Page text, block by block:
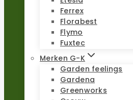
Ferrex
Florabest
Flymo
Fuxtec
Merken G-K
Garden feelings
Gardena
Greenworks